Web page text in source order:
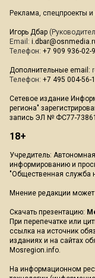
Реклама, спецпроекты
Игорь Дбар
Email:
Телефон: +7 909 936-02-
Дополнительные email:
Телефон: +7 495 004-56-
Сетевое издание
региона"
запись ЭЛ № ФС77-
18+
Учредитель:
информированию и
"Общественная служба
Мнение редакции
Скачать презентацию:
При перепечатке или
ссылка на источник
изданиях и на сайтах
Mosregion.info.
На информационном